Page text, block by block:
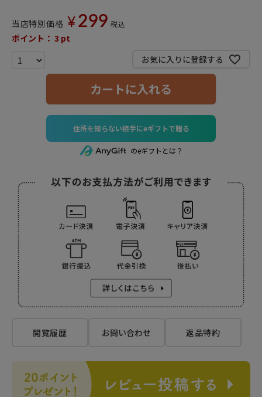
当店特別価格 ¥ 299 税込
ポイント： 3 pt
お気に入りに登録する
カートに入れる
住所を知らない相手にeギフトで贈る
のeギフトとは？
閲覧履歴 お問い合わせ 返品特約